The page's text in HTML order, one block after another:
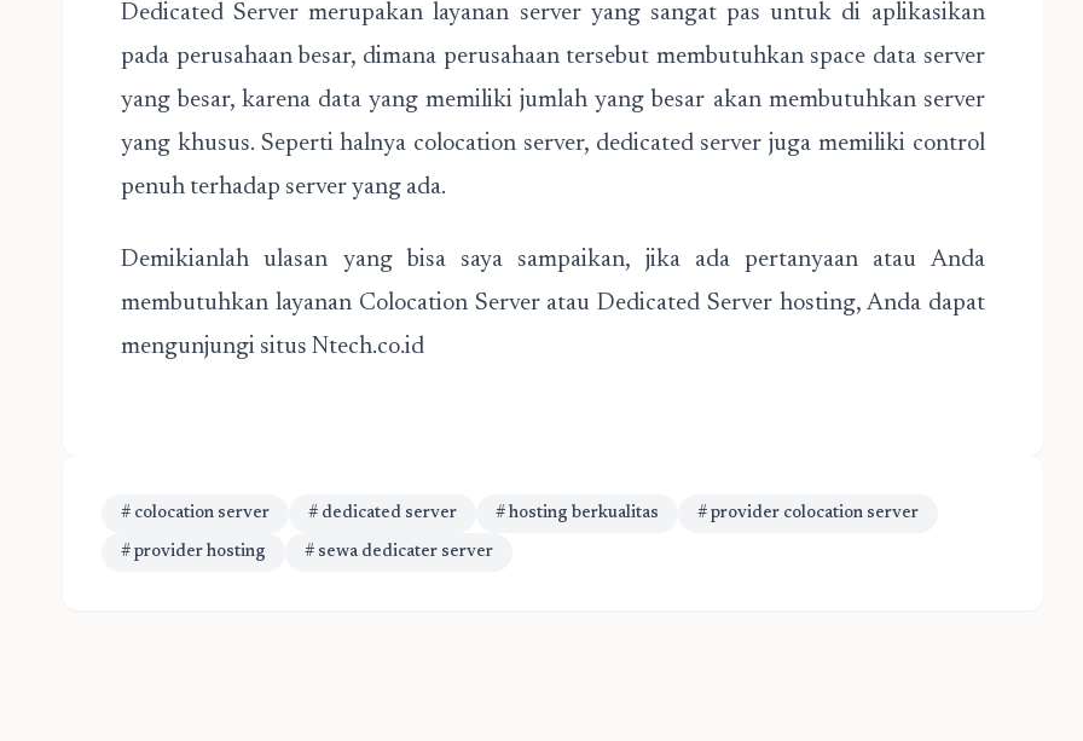
Dedicated Server merupakan layanan server yang sangat pas untuk di aplikasikan
pada perusahaan besar, dimana perusahaan tersebut membutuhkan space data server
yang besar, karena data yang memiliki jumlah yang besar akan membutuhkan server
yang khusus. Seperti halnya colocation server, dedicated server juga memiliki control
penuh terhadap server yang ada.
Demikianlah ulasan yang bisa saya sampaikan, jika ada pertanyaan atau Anda
membutuhkan layanan Colocation Server atau Dedicated Server hosting, Anda dapat
mengunjungi situs Ntech.co.id
# colocation server # dedicated server # hosting berkualitas # provider colocation server
# provider hosting # sewa dedicater server